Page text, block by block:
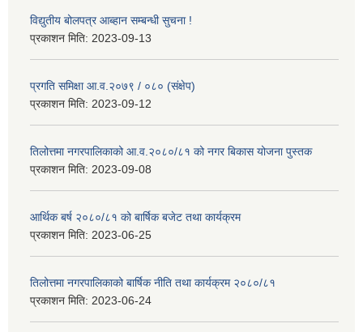
विद्युतीय बोलपत्र आब्हान सम्बन्धी सुचना !
प्रकाशन मिति: 2023-09-13
प्रगति समिक्षा आ.व.२०७९ / ०८० (संक्षेप)
प्रकाशन मिति: 2023-09-12
तिलोत्तमा नगरपालिकाको आ.व.२०८०/८१ को नगर बिकास योजना पुस्तक
प्रकाशन मिति: 2023-09-08
आर्थिक बर्ष २०८०/८१ को बार्षिक बजेट तथा कार्यक्रम
प्रकाशन मिति: 2023-06-25
तिलोत्तमा नगरपालिकाको बार्षिक नीति तथा कार्यक्रम २०८०/८१
प्रकाशन मिति: 2023-06-24